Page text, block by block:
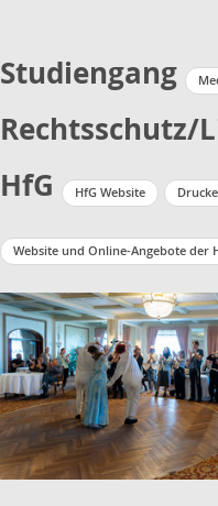
Studiengang
Rechtsschutz/
HfG
HfG Website
Website und Online-Angebote der